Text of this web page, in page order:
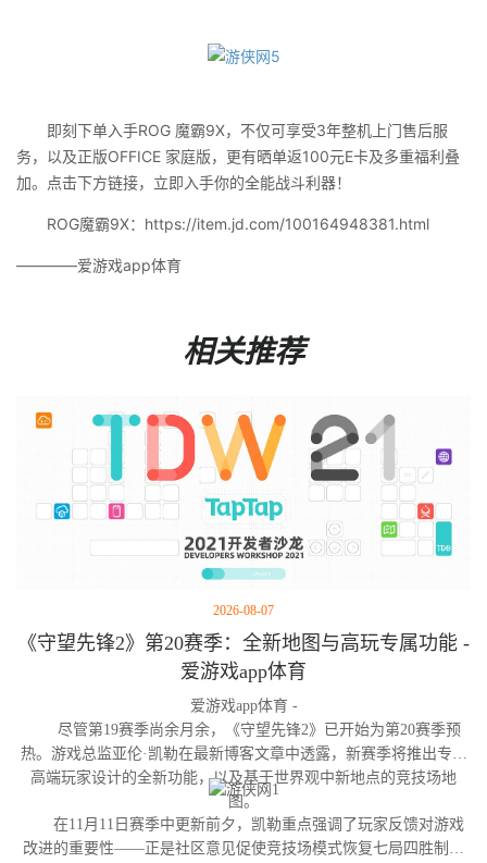
即刻下单入手ROG 魔霸9X，不仅可享受3年整机上门售后服
务，以及正版OFFICE 家庭版，更有晒单返100元E卡及多重福利叠
加。点击下方链接，立即入手你的全能战斗利器！
ROG魔霸9X：https://item.jd.com/100164948381.html
————爱游戏app体育
相关推荐
2026-08-07
《守望先锋2》第20赛季：全新地图与高玩专属功能 -
爱游戏app体育
爱游戏app体育 -
尽管第19赛季尚余月余，《守望先锋2》已开始为第20赛季预
热。游戏总监亚伦·凯勒在最新博客文章中透露，新赛季将推出专为
高端玩家设计的全新功能，以及基于世界观中新地点的竞技场地
图。
在11月11日赛季中更新前夕，凯勒重点强调了玩家反馈对游戏
改进的重要性——正是社区意见促使竞技场模式恢复七局四胜制。